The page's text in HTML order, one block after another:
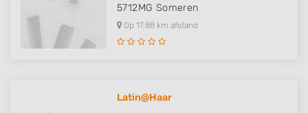
5712MG Someren
Op 17,88 km afstand
Latin@Haar